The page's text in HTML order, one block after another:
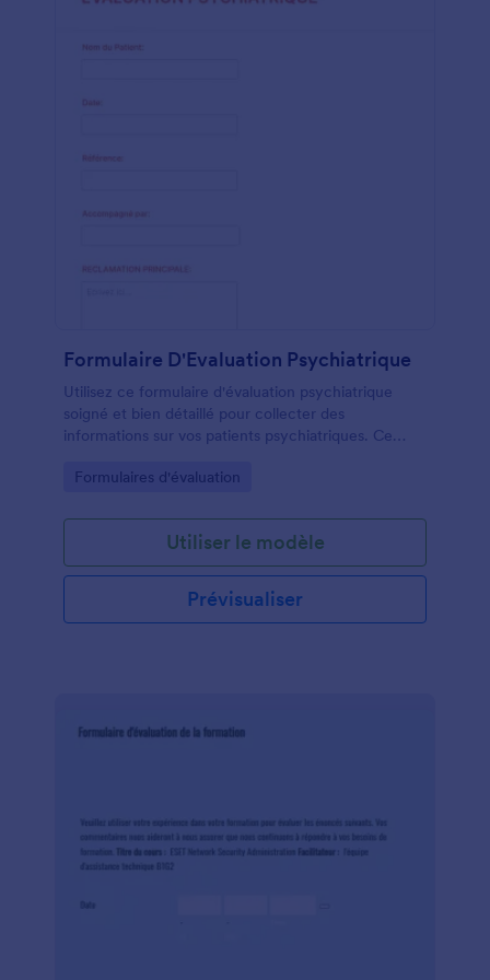
Formulaire D'Evaluation Psychiatrique
Utilisez ce formulaire d'évaluation psychiatrique
soigné et bien détaillé pour collecter des
informations sur vos patients psychiatriques. Ce
peut être personnalisé pour collecter les
champs pour saisir vos examens. Grâce à Jotform,
votre modèle d'évaluation psychiatrique a accès à
un assortiment de widgets et d'applications pour
faciliter la collecte des informations d'évaluation.
Commencez avec cet exemple de formulaire
Go to Category:
Formulaires d'évaluation
Utiliser le modèle
Prévisualiser